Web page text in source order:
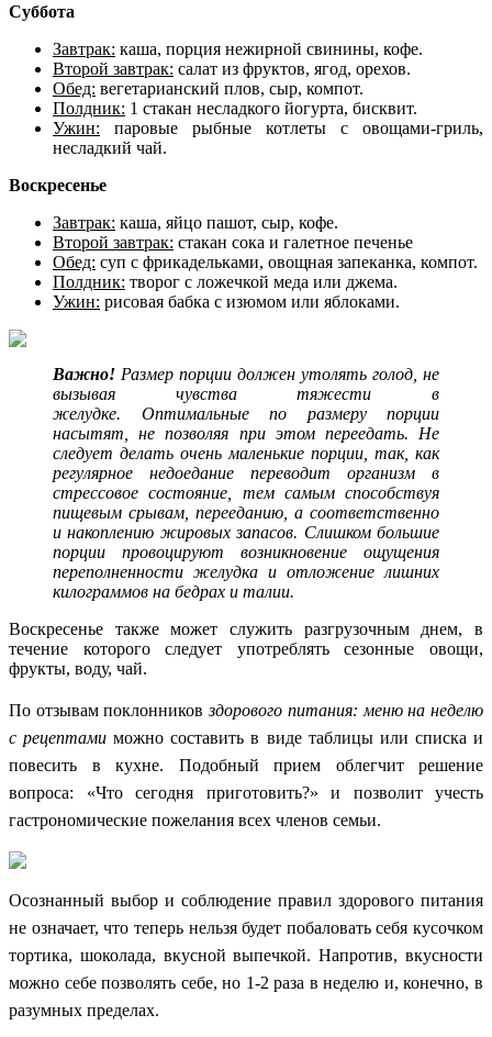
Суббота
Завтрак: каша, порция нежирной свинины, кофе.
Второй завтрак: салат из фруктов, ягод, орехов.
Обед: вегетарианский плов, сыр, компот.
Полдник: 1 стакан несладкого йогурта, бисквит.
Ужин: паровые рыбные котлеты с овощами-гриль,
несладкий чай.
Воскресенье
Завтрак: каша, яйцо пашот, сыр, кофе.
Второй завтрак: стакан сока и галетное печенье
Обед: суп с фрикадельками, овощная запеканка, компот.
Полдник: творог с ложечкой меда или джема.
Ужин: рисовая бабка с изюмом или яблоками.
Важно! Размер порции должен утолять голод, не
вызывая чувства тяжести в
желудке. Оптимальные по размеру порции
насытят, не позволяя при этом переедать. Не
следует делать очень маленькие порции, так, как
регулярное недоедание переводит организм в
стрессовое состояние, тем самым способствуя
пищевым срывам, перееданию, а соответственно
и накоплению жировых запасов. Слишком большие
порции провоцируют возникновение ощущения
переполненности желудка и отложение лишних
килограммов на бедрах и талии.
Воскресенье также может служить разгрузочным днем, в
течение которого следует употреблять сезонные овощи,
фрукты, воду, чай.
По отзывам поклонниковздорового питания: меню на неделю
с рецептами можно составить в виде таблицы или списка и
повесить в кухне. Подобный прием облегчит решение
вопроса: «Что сегодня приготовить?» и позволит учесть
гастрономические пожелания всех членов семьи.
Осознанный выбор и соблюдение правил здорового питания
не означает, что теперь нельзя будет побаловать себя кусочком
тортика, шоколада, вкусной выпечкой. Напротив, вкусности
можно себе позволять себе, но 1-2 раза в неделю и, конечно, в
разумных пределах.